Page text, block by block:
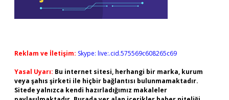
Reklam ve İletişim: Skype: live:.cid.575569c608265c69
Yasal Uyarı: Bu internet sitesi, herhangi bir marka, kurum
veya şahıs şirketi ile hiçbir bağlantısı bulunmamaktadır.
Sitede yalnızca kendi hazırladığımız makaleler